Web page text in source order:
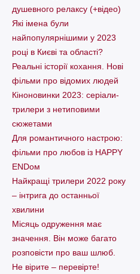
душевного релаксу (+відео)
Які імена були
найпопулярнішими у 2023
році в Києві та області?
Реальні історії кохання. Нові
фільми про відомих людей
Кіноновинки 2023: серіали-
трилери з нетиповими
сюжетами
Для романтичного настрою:
фільми про любов із HAPPY
ENDом
Найкращі трилери 2022 року
– інтрига до останньої
хвилини
Місяць одруження має
значення. Він може багато
розповісти про ваш шлюб.
Не вірите – перевірте!